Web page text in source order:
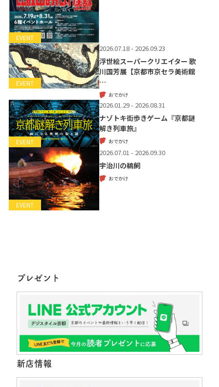
EVENT
EVENT
2026.07.18 - 2026.09.23
浮世絵スーパークリエイター 歌
川国芳展【京都市京セラ美術館
…
おでかけ
EVENT
2026.01.29 - 2026.08.31
ナゾトキ街歩きゲーム『京都謎
解き列車旅』
おでかけ
EVENT
2026.07.01 - 2026.09.30
宇治川の鵜飼
おでかけ
プレゼント
新店情報